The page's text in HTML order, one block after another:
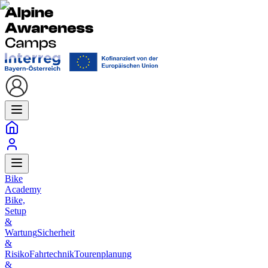
Bike
Academy
Bike,
Setup
&
WartungSicherheit
&
RisikoFahrtechnikTourenplanung
&